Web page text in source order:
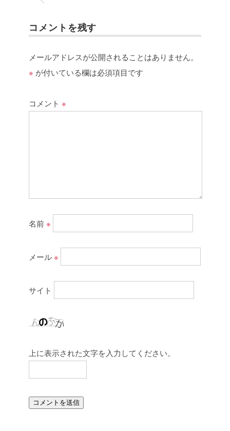
コメントを残す
メールアドレスが公開されることはありません。
※ が付いている欄は必須項目です
コメント ※
名前※
メール※
サイト
上に表示された文字を入力してください。